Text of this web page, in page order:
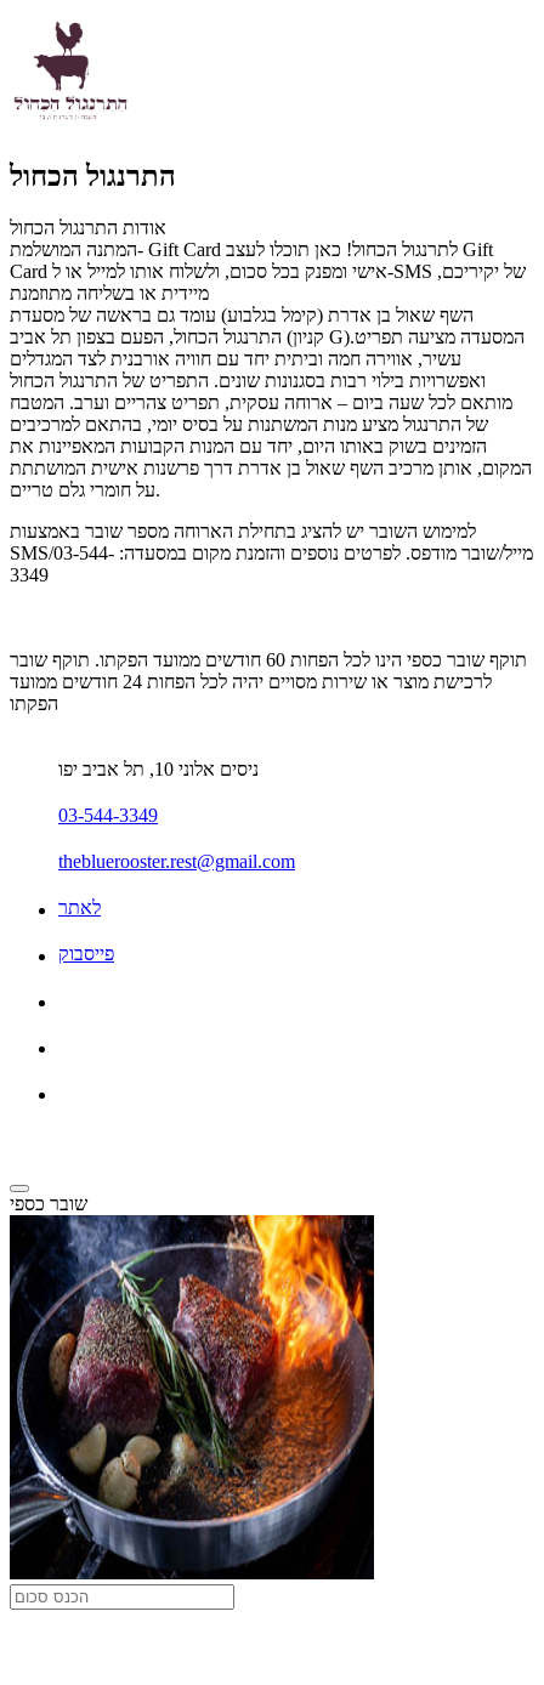
התרנגול הכחול
אודות התרנגול הכחול
המתנה המושלמת- Gift Card לתרנגול הכחול! כאן תוכלו לעצב Gift
Card אישי ומפנק בכל סכום, ולשלוח אותו למייל או ל-SMS של יקיריכם,
מיידית או בשליחה מתוזמנת
השף שאול בן אדרת (קימל בגלבוע) עומד גם בראשה של מסעדת
התרנגול הכחול, הפעם בצפון תל אביב (קניון G).המסעדה מציעה תפריט
עשיר, אווירה חמה וביתית יחד עם חוויה אורבנית לצד המגדלים
ואפשרויות בילוי רבות בסגנונות שונים. התפריט של התרנגול הכחול
מותאם לכל שעה ביום – ארוחה עסקית, תפריט צהריים וערב. המטבח
של התרנגול מציע מנות המשתנות על בסיס יומי, בהתאם למרכיבים
הזמינים בשוק באותו היום, יחד עם המנות הקבועות המאפיינות את
המקום, אותן מרכיב השף שאול בן אדרת דרך פרשנות אישית המושתתת
על חומרי גלם טריים.
למימוש השובר יש להציג בתחילת הארוחה מספר שובר באמצעות
SMS/מייל/שובר מודפס. לפרטים נוספים והזמנת מקום במסעדה: 03-544-
3349
תוקף שובר כספי הינו לכל הפחות 60 חודשים ממועד הפקתו. תוקף שובר
לרכישת מוצר או שירות מסויים יהיה לכל הפחות 24 חודשים ממועד
הפקתו
ניסים אלוני 10, תל אביב יפו
03-544-3349
thebluerooster.rest@gmail.com
לאתר
פייסבוק
שובר כספי